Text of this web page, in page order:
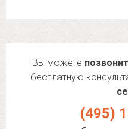
Вы можете
бесплатную
(495)